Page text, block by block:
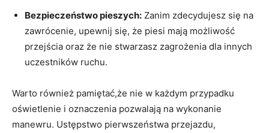
Bezpieczeństwo pieszych: Zanim zdecydujesz się na
zawrócenie, upewnij się, że piesi mają możliwość
przejścia oraz że nie stwarzasz zagrożenia dla innych
uczestników ruchu.
Warto również pamiętać,że nie w każdym przypadku
oświetlenie i oznaczenia pozwalają na wykonanie
manewru. Ustępstwo pierwszeństwa przejazdu,